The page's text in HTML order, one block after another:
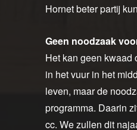
Hornet beter partij
Geen noodzaak
Het kan geen kwaad
in het vuur in het
leven, maar de
programma. Daarin
cc. We zullen dit